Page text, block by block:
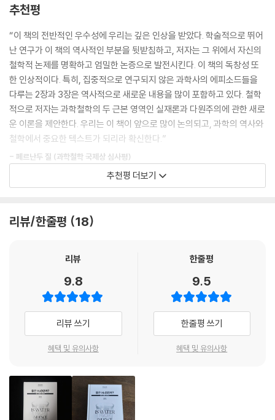
--- p.58
결론적으로 솔직히 말하는데, 나로서는 플로지스톤주의 시스템을 단호히
배척할 타당한 이유가 충분히 있었다고 판정할 길이 없다.
--- p.123
나는 종결에 대한 집착이 상황을 이렇게 만들었다고 본다. 그 집착은 과학
자들 사이에서뿐 아니라 과학철학자들과 과학사학자들 사이에서도 만연
하며 몇몇 의외의 장소에서도 불쑥 등장한다. 예컨대 토머스 쿤은, 과학적
논쟁은 명백한 옳음과 그름에 의해 결판난다는 통념을 반박한 인물로 유명
한데도, 각 분야에서 정상과학 연구가 가능하기 위하여 독점적 패러다임이
--- pp.206~207
간단히 말해서, 쿤은 정상과학과 탈정상과학(extraordinary science)
사이에 상당히 뚜렷한 균열이 있다고 보았지만, 거기엔 더 많은 연속성이
위대한 과학적 성취들은 이런 식으로 미결정성을 육성하는(cultivate) 것
에서 나오지, 미결정성을 제거하는 것에서 나오지 않는다.
일반적으로 찰스 샌더스 퍼스에게서 유래했다고 여겨지는 신념, 곧 탐구의
는 (퍼스도 인정하듯이) ‘결국’은 끝내 도래하지 않고 탐구는 영영 종결되
지 않음을 강조하고자 한다.
--- pp.422~423
철학 석좌교수 장하석은 《물은 H2O인가?》에서 현대 과학을 조금이라도
접해본 사람이라면 누구나 알고 있는 가장 간단한 과학적 가정 중 하나인
‘물은 H2O다’를 탐구한다. 저자에 따르면, 단순하고 당연시되는 이런 과학
지식이 형성되고 받아들여지기까지 어떤 어려움들이 있었으며, 어떤 연구
과정과 어떤 사고방식을 통해 그 결과를 얻어냈는지를 알아야 과학기술에
대한 맹신과 무관심, 비이성적 거부를 넘어설 수 있다. 예리하고 풍부한 과
학사적 탐구를 바탕으로 저자는 현대 과학철학에서 핵심 주제인 실재론을
비판적으로 검토하고 ‘능동적 실재주의’를 제시한 뒤, 다원주의를 체계적
으로 옹호한다. 과학사를 들여다보는 열린 눈과 도발적이면서도 치밀한 논
과학에서 ‘진리’와 ‘성공’의 연관성은 깨지며, 앎(knowledge)은 ‘믿음’이
아니라 실재의 저항에 좌절하지 않고 이런저런 일을 의도한 대로 신뢰할
학이란, 과학사와 과학철학의 지적 도구들과 관점을 사용하여 현재의 전문
계의 철학》 이후 8년 만에 출간된 이 책은 “과학의 역사와 철학에서 중요
한 텍스트가 되리라 확신한다”라는 심사평과 함께 국적과 소속을 불문하
고 지난 5년간 과학철학에서 뛰어난 성취를 보인 저서에 수여하는 페르난
두 질 과학철학 국제상(2013)을 받았다. 과학책과 철학책을 주로 작업해
온 철학자이자 번역가 전대호가 저자와 직접 소통하며 번역했다.
“다들 알다시피 물은 H2O다. 또한 물은 양전기를 띤 수소와 음전기를 띤
물은 (무게 유일 시스템에서) 수소 ‘원자’와 산소 ‘원자’의 일대일 결합의 산
물이다. 또한 물은 원소이며, 플로지스톤을 그 원소에 집어넣거나 그 원소
에서 빼냄으로써 그 원소로부터 수소 기체와 산소 기체를 생산할 수 있다.
추천평
“이 책의 전반적인 우수성에 우리는 깊은 인상을 받았다. 학술적으로 뛰어
난 연구가 이 책의 역사적인 부분을 뒷받침하고, 저자는 그 위에서 자신의
철학적 논제를 명확하고 엄밀한 논증으로 발전시킨다. 이 책의 독창성 또
한 인상적이다. 특히, 집중적으로 연구되지 않은 과학사의 에피소드들을
다루는 2장과 3장은 역사적으로 새로운 내용을 많이 포함하고 있다. 철학
적으로 저자는 과학철학의 두 근본 영역인 실재론과 다원주의에 관한 새로
운 이론을 제안한다. 우리는 이 책이 앞으로 많이 논의되고, 과학의 역사와
철학에서 중요한 텍스트가 되리라 확신한다.”
- 페르난두 질 (과학철학 국제상 심사평)
“과학의 역사와 철학을 통합하는 작업의 모범사례다. 다루는 역사는 상세
에 전문적 지식을 갖춘 사람들뿐만 아니라 더 많은 독자에게 널리 읽힐 가
“이 책을 읽는다고 당신이 실험을 하거나 연구비 지원서를 쓰는 방식이 달
라지지는 않을 것이다. 하지만 연구 지원금이나 논문을 검토하는 방식을
바꿀 것이고, 학생들을 지도하는 방식을 바꿀 것이며 과학을 가르치는 방
식을 확실히 바꿀 것이다. 다시 말하면 이 책은 현재의 과학이 안고 있는 교
육, 재정, 정치, 대중화의 어려움들뿐만 아니라 당신이 과학에 관해 생각하
이 아니라, 내가 세상에 대해 가지고 있는 상식과 그것을 내가 왜 믿게 되었
는지를 다시 생각해보게 만드는, 솜씨 좋은 일루셔니스트다.” .
- 스튜어트 파이어스타인 (『이그노런스』, 『구멍투성이 과학』 저자)
추천평 더보기
리뷰/한줄평 18
리뷰
9.8
리뷰 쓰기
혜택 및 유의사항
한줄평
9.5
한줄평 쓰기
혜택 및 유의사항